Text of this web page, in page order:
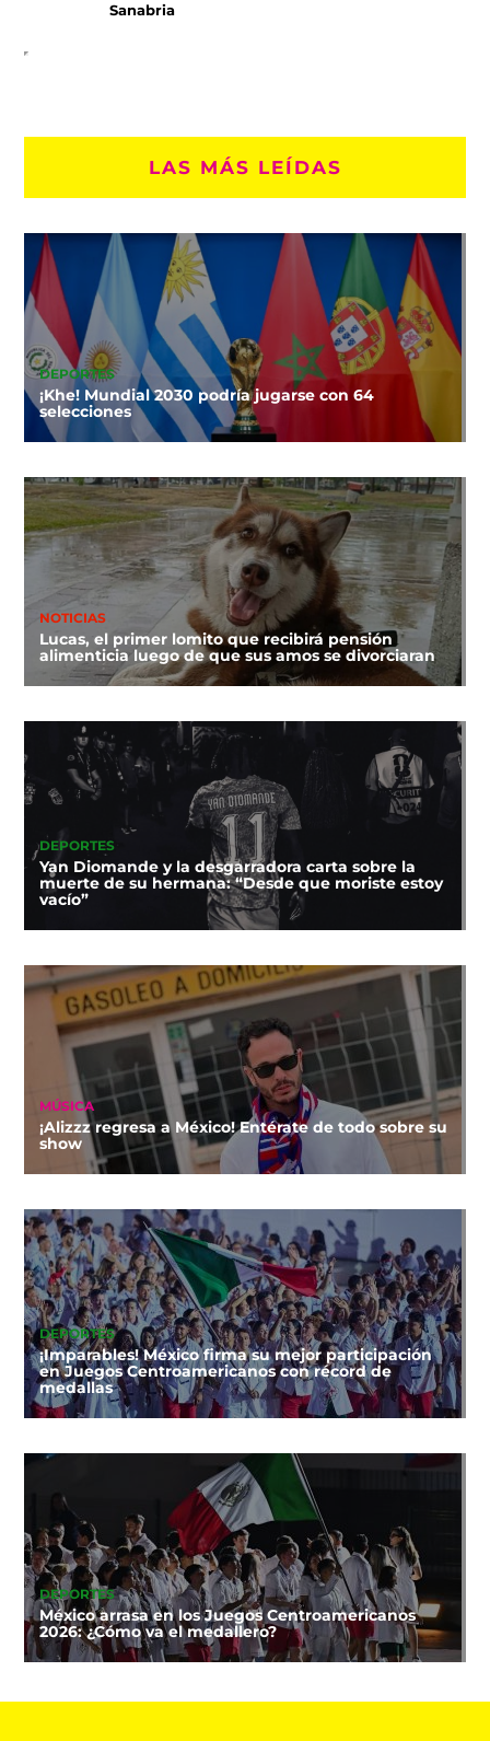
Sanabria
LAS MÁS LEÍDAS
DEPORTES
¡Khe! Mundial 2030 podría jugarse con 64
selecciones
NOTICIAS
Lucas, el primer lomito que recibirá pensión
alimenticia luego de que sus amos se divorciaran
DEPORTES
Yan Diomande y la desgarradora carta sobre la
muerte de su hermana: “Desde que moriste estoy
vacío”
MÚSICA
¡Alizzz regresa a México! Entérate de todo sobre su
show
DEPORTES
¡Imparables! México firma su mejor participación
en Juegos Centroamericanos con récord de
medallas
DEPORTES
México arrasa en los Juegos Centroamericanos
2026: ¿Cómo va el medallero?